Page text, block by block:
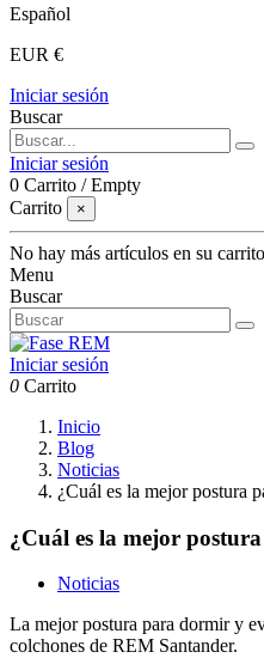
Español
EUR €
Iniciar sesión
Buscar
Iniciar sesión
0 Carrito /Empty
Carrito
×
No hay más artículos en su carrito
Menu
Buscar
Iniciar sesión
0 Carrito
Inicio
Blog
Noticias
¿Cuál es la mejor postura
¿Cuál es la mejor
Noticias
La mejor postura para dormir y
colchones de REM Santander.